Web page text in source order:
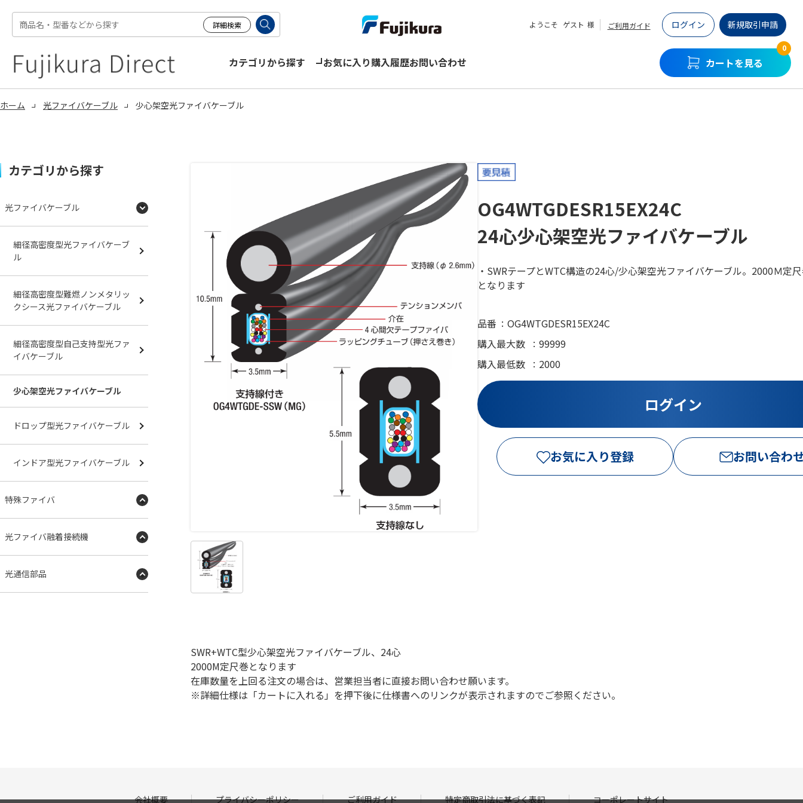
ようこそ ゲスト 様 ご利用ガイド ログイン 新規取引申請
カテゴリから探す お気に入り購入履歴お問い合わせ カートを見る
0
ホーム 光ファイバケーブル 少心架空光ファイバケーブル
OG4WTGDESR15EX24C
24心少心架空光ファイバケーブル
・SWRテープとWTC構造の24心/少心架空光ファイバケーブル。2000Ｍ定
となります
品番
OG4WTGDESR15EX24C
購入最大数
99999
購入最低数
2000
お気に入り登録 お問い合わ
SWR+WTC型少心架空光ファイバケーブル、24心
2000M定尺巻となります
在庫数量を上回る注文の場合は、営業担当者に直接お問い合わせ願います。
※詳細仕様は「カートに入れる」を押下後に仕様書へのリンクが表示されますのでご参照ください。
カテゴリから探す
光ファイバケーブル
細径高密度型光ファイバケーブ
ル
細径高密度型難燃ノンメタリッ
クシース光ファイバケーブル
細径高密度型自己支持型光ファ
イバケーブル
少心架空光ファイバケーブル
ドロップ型光ファイバケーブル
インドア型光ファイバケーブル
特殊ファイバ
光ファイバ融着接続機
光通信部品
会社概要 プライバシーポリシー ご利用ガイド 特定商取引法に基づく表記 コーポレートサイト